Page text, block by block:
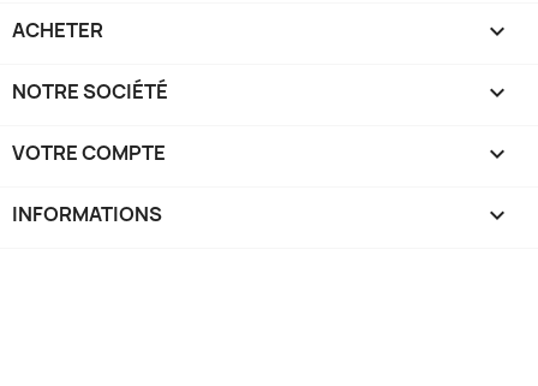
ACHETER 
NOTRE SOCIÉTÉ 
VOTRE COMPTE 
INFORMATIONS keyboard_arrow_down